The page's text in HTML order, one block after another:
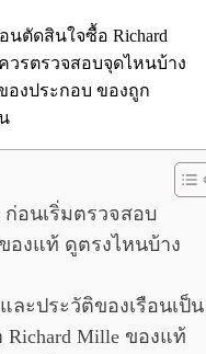
ตัดสินใจซื้อ Richard
วรตรวจสอบจุดไหนบ้าง
องประกอบ ของถูก
ก่อนเริ่มตรวจสอบ
องแท้ ดูตรงไหนบ้าง
ละประวัติของเรือนเป็น
Mille ของแท้